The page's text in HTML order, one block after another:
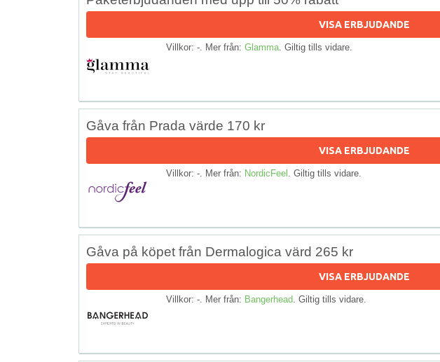
VISA ERBJUDANDE
Villkor: -. Mer från: Glamma . Giltig tills vidare.
Gåva från Prada värde 170 kr
VISA ERBJUDANDE
Villkor: -. Mer från: NordicFeel . Giltig tills vidare.
Gåva på köpet från Dermalogica värd 265 kr
VISA ERBJUDANDE
Villkor: -. Mer från: Bangerhead . Giltig tills vidare.